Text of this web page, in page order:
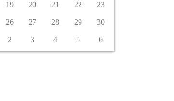
19 20 21 22 23
26 27 28 29 30
2 3 4 5 6